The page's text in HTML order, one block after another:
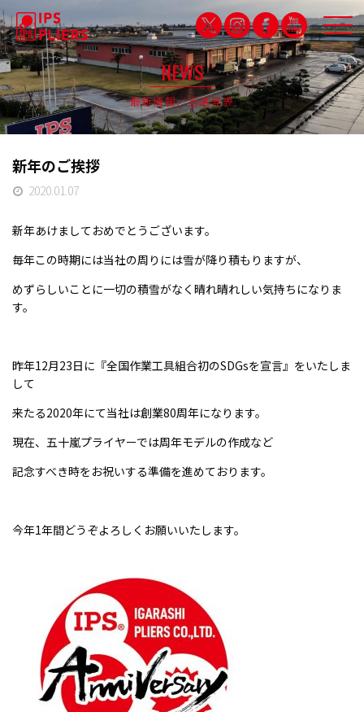
IPS QUALITY
品質保証
PRODUCTS
製品紹介
MAKING
RECRUIT
採用情報
新着情報／当選発表
CONTACT
お問い合わせ
NEWS
最新情報／当選発表
新年のご挨拶
2020.01.07
新年あけましておめでとうございます。
毎年この時期には当社の周りには雪が降り積もりますが、
めずらしいことに一切の積雪がなく晴れ晴れしい気持ちになりま
す。
昨年12月23日に『全国作業工具組合初のSDGsを宣言』をいたしま
して
来たる2020年にて当社は創業80周年になります。
現在、五十嵐プライヤーでは周年モデルの作成など
記念すべき時をお祝いする準備を進めております。
今年1年間どうぞよろしくお願いいたします。